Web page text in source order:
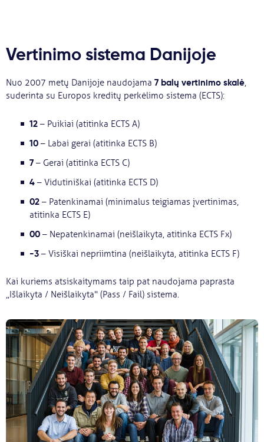
Vertinimo sistema Danijoje
Nuo 2007 metų Danijoje naudojama 7 balų vertinimo skalė,
suderinta su Europos kreditų perkėlimo sistema (ECTS):
12 – Puikiai (atitinka ECTS A)
10 – Labai gerai (atitinka ECTS B)
7 – Gerai (atitinka ECTS C)
4 – Vidutiniškai (atitinka ECTS D)
02 – Patenkinamai (minimalus teigiamas įvertinimas,
atitinka ECTS E)
00 – Nepatenkinamai (neišlaikyta, atitinka ECTS Fx)
-3 – Visiškai nepriimtina (neišlaikyta, atitinka ECTS F)
Kai kuriems atsiskaitymams taip pat naudojama paprasta
„Išlaikyta / Neišlaikyta" (Pass / Fail) sistema.